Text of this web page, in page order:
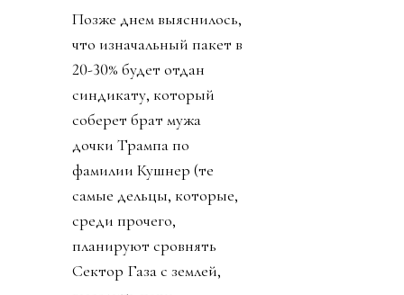
Позже днем выяснилось,
что изначальный пакет в
20-30% будет отдан
синдикату, который
соберет брат мужа
дочки Трампа по
фамилии Кушнер (те
самые дельцы, которые,
среди прочего,
планируют сровнять
Сектор Газа с землей,